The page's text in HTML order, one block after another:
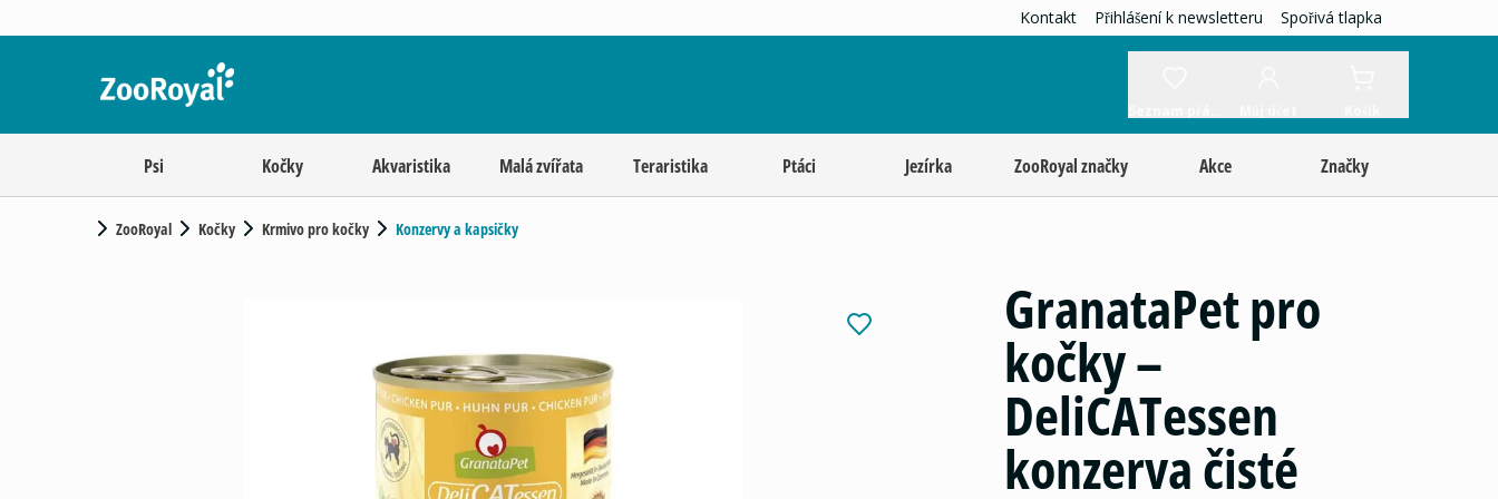
Kontakt Přihlášení k newsletteru Spořivá tlapka
Psi Kočky Akvaristika Malá zvířata Teraristika Ptáci Jezírka ZooRoyal značky Akce Značky
ZooRoyal Kočky Krmivo pro kočky Konzervy a kapsičky
GranataPet pro
kočky –
DeliCATessen
konzerva čisté